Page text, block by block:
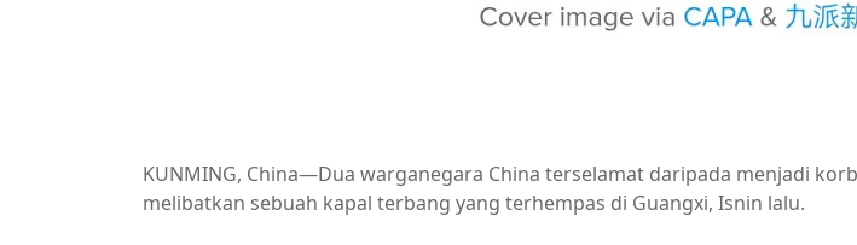
KUNMING, China—Dua warganegara China terselamat daripada menjadi
melibatkan sebuah kapal terbang yang terhempas di Guangxi, Isnin lalu.